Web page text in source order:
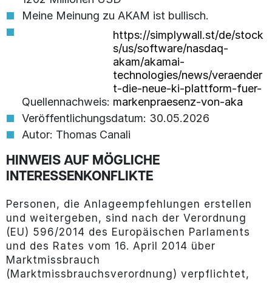
Meine Meinung zu AKAM ist bullisch.
Quellennachweis:
https://simplywall.st/de/stock
s/us/software/nasdaq-
akam/akamai-
technologies/news/veraender
t-die-neue-ki-plattform-fuer-
markenpraesenz-von-aka
Veröffentlichungsdatum: 30.05.2026
Autor: Thomas Canali
HINWEIS AUF MÖGLICHE
INTERESSENKONFLIKTE
Personen, die Anlageempfehlungen erstellen
und weitergeben, sind nach der Verordnung
(EU) 596/2014 des Europäischen Parlaments
und des Rates vom 16. April 2014 über
Marktmissbrauch
(Marktmissbrauchsverordnung) verpflichtet,